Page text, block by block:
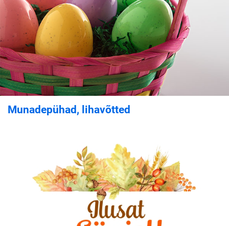
Munadepühad, lihavõtted